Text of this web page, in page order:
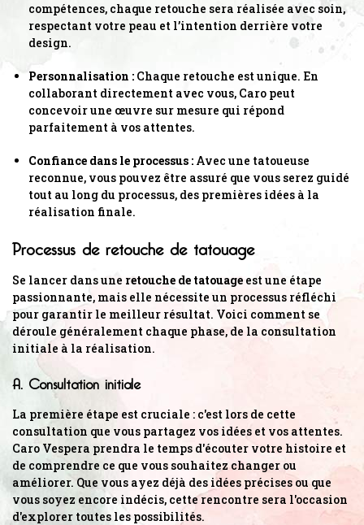
compétences, chaque retouche sera réalisée avec soin,
respectant votre peau et l’intention derrière votre
design.
Personnalisation : Chaque retouche est unique. En
collaborant directement avec vous, Caro peut
concevoir une œuvre sur mesure qui répond
parfaitement à vos attentes.
Confiance dans le processus : Avec une tatoueuse
reconnue, vous pouvez être assuré que vous serez guidé
tout au long du processus, des premières idées à la
réalisation finale.
Processus de retouche de tatouage
Se lancer dans une retouche de tatouage est une étape
passionnante, mais elle nécessite un processus réfléchi
pour garantir le meilleur résultat. Voici comment se
déroule généralement chaque phase, de la consultation
initiale à la réalisation.
A. Consultation initiale
La première étape est cruciale : c'est lors de cette
consultation que vous partagez vos idées et vos attentes.
Caro Vespera prendra le temps d'écouter votre histoire et
de comprendre ce que vous souhaitez changer ou
améliorer. Que vous ayez déjà des idées précises ou que
vous soyez encore indécis, cette rencontre sera l'occasion
d'explorer toutes les possibilités.